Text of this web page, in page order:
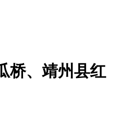
桥、靖州县红